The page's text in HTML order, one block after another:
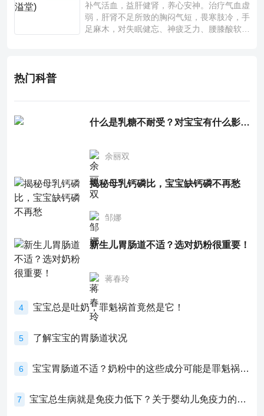
补气活血，益肝健肾，养心安神。治疗气血虚
弱，肝肾不足所致的胸闷气短，畏寒肢冷，手
足麻木，对失眠健忘、神疲乏力、腰膝酸软也
热门科普
什么是乳糖不耐受？对宝宝有什么影响？
余丽双
揭秘母乳钙磷比，宝宝缺钙磷不再愁
邹娜
新生儿胃肠道不适？选对奶粉很重要！
蒋春玲
4 宝宝总是吐奶，罪魁祸首竟然是它！
5 了解宝宝的胃肠道状况
6 宝宝胃肠道不适？奶粉中的这些成分可能是罪魁祸首！
7 宝宝总生病就是免疫力低下？关于婴幼儿免疫力的真相，家长必须了解！